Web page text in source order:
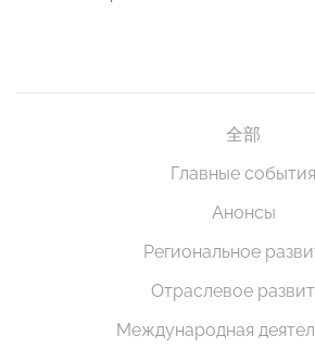
全部
Главные события
Анонсы
Региональное
Отраслевое
Международная